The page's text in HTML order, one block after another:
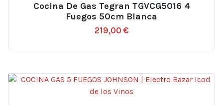
Cocina De Gas Tegran TGVCG5016 4
Fuegos 50cm Blanca
219,00 €